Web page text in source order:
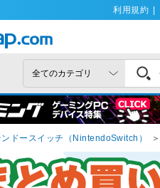
利用規約
ンドースイッチ（NintendoSwitch） ＞